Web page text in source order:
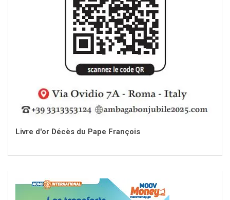
Livre d'or Décès du Pape François